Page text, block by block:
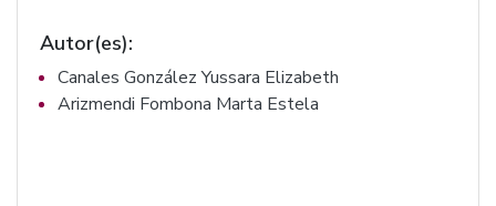
Autor(es):
Canales González Yussara Elizabeth
Arizmendi Fombona Marta Estela